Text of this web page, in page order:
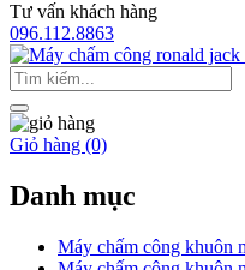
Tư vấn khách hàng
096.112.8863
Giỏ hàng (0)
Danh mục
Máy chấm công khuôn